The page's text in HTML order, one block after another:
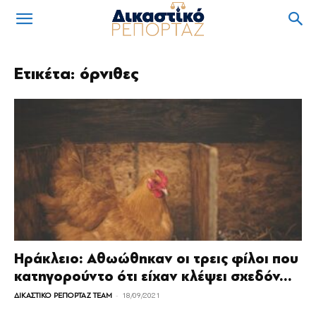
Ετικέτα: όρνιθες
Ηράκλειο: Αθωώθηκαν οι τρεις φίλοι που
κατηγορούντο ότι είχαν κλέψει σχεδόν...
ΔΙΚΑΣΤΙΚΟ ΡΕΠΟΡΤΑΖ TEAM - 18/09/2021